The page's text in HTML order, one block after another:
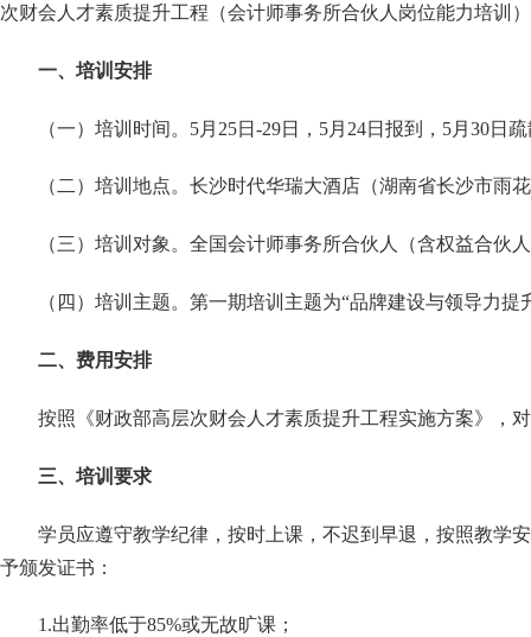
次财会人才素质提升工程（会计师事务所合伙人岗位能力培训
一、培训安排
（一）培训时间。 5月25日-29日，5月24日报到，5月30日
（二）培训地点。长沙时代华瑞大酒店（湖南省长沙市雨
（三）培训对象。全国会计师事务所合伙人（含权益合伙
（四）培训主题。第一期培训主题为“品牌建设与领导力提
二、费用安排
按照《财政部高层次财会人才素质提升工程实施方案》，
三、培训要求
学员应遵守教学纪律，按时上课，不迟到早退，按照教学
予颁发证书：
1.出勤率低于85%或无故旷课；